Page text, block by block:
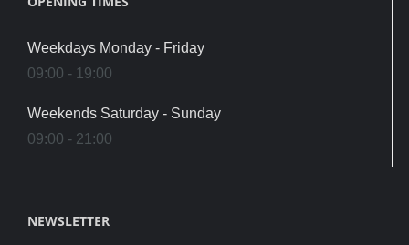
Weekdays Monday - Friday
09:00 - 19:00
Weekends Saturday - Sunday
09:00 - 21:00
NEWSLETTER